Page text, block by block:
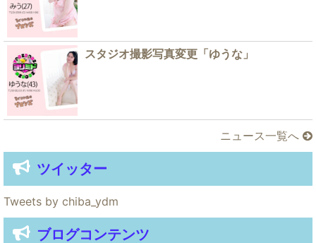
スタジオ撮影写真変更「ゆうな」
ニュース一覧へ
ツイッター
Tweets by chiba_ydm
ブログコンテンツ